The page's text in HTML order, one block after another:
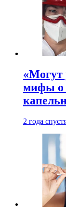
«Могут
мифы о
2 года